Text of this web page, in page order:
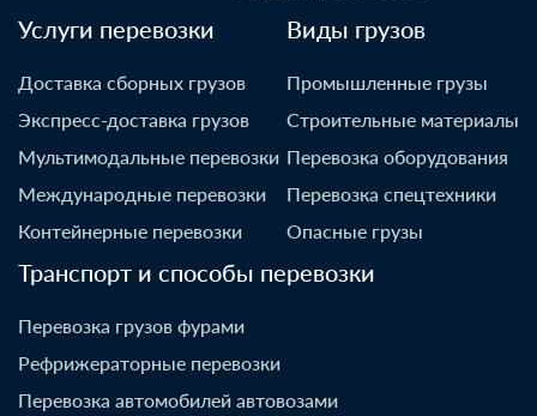
Услуги перевозки
Доставка сборных грузов
Экспресс-доставка грузов
Мультимодальные перевозки
Международные перевозки
Контейнерные перевозки
Виды грузов
Промышленные грузы
Строительные материалы
Перевозка оборудования
Перевозка спецтехники
Опасные грузы
Транспорт и способы перевозки
Перевозка грузов фурами
Рефрижераторные перевозки
Перевозка автомобилей автовозами